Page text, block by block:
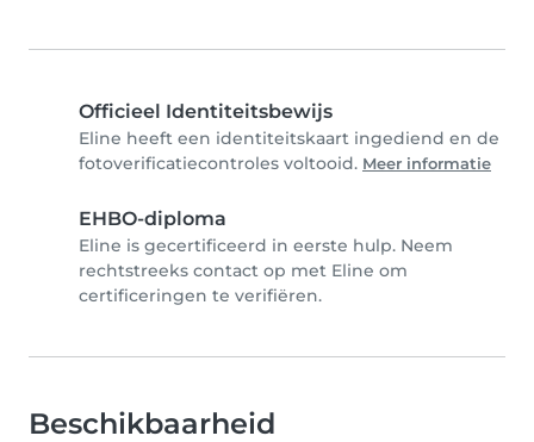
Officieel Identiteitsbewijs
Eline heeft een identiteitskaart ingediend en de
fotoverificatiecontroles voltooid. Meer informatie
EHBO-diploma
Eline is gecertificeerd in eerste hulp. Neem
rechtstreeks contact op met Eline om
certificeringen te verifiëren.
Beschikbaarheid